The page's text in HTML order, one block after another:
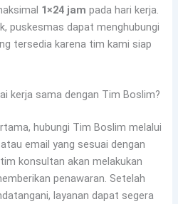
1×24 jam pada hari kerja.
puskesmas dapat menghubungi
tersedia karena tim kami siap
kerja sama dengan Tim Boslim?
hubungi Tim Boslim melalui
email yang sesuai dengan
konsultan akan melakukan
penawaran. Setelah
layanan dapat segera